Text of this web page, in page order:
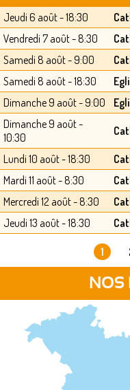
Jeudi 6 août - 18:30
Vendredi 7 août - 8:30
Samedi 8 août - 9:00
Samedi 8 août - 18:30
Dimanche 9 août - 9:00
Dimanche 9 août -
10:30
Lundi 10 août - 18:30
Mardi 11 août - 8:30
Mercredi 12 août - 8:30
Jeudi 13 août - 18:30
1
NOS